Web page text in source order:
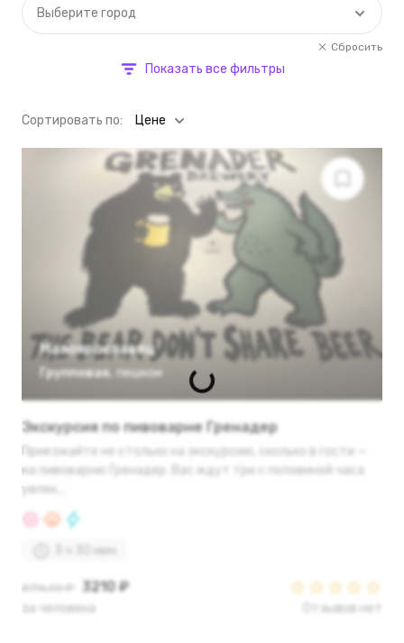
Выберите город
Сбросить
Показать все фильтры
Cортировать по: Цене
Малоярославец
Групповая пешком
Экскурсия по пивоварне Гренадер
Приезжайте не столько на экскурсию, сколько в гости —
на пивоварню Гренадер. Вас ждут три с половиной часа
увлек...
3 ч 30 мин
3776.00 ₽ 3210 ₽
за человека Отзывов нет